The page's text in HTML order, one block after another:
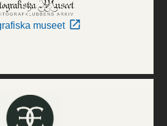
museet